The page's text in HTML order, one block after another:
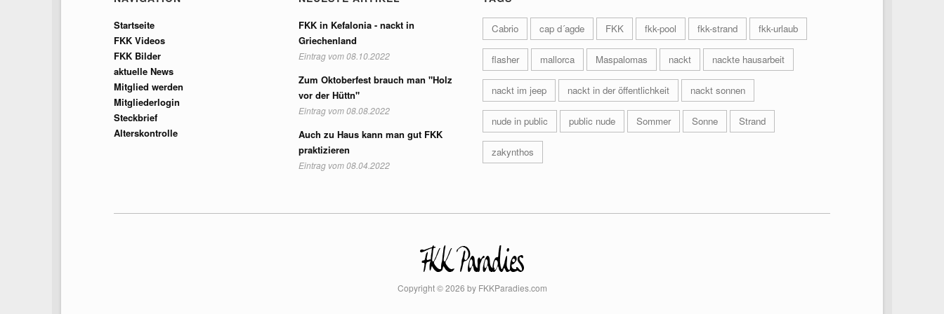
Startseite
FKK Videos
FKK Bilder
aktuelle News
Mitglied werden
Mitgliederlogin
Steckbrief
Alterskontrolle
FKK in Kefalonia - nackt in
Griechenland
Eintrag vom 08.10.2022
Zum Oktoberfest brauch man "Holz
vor der Hüttn"
Eintrag vom 08.08.2022
Auch zu Haus kann man gut FKK
praktizieren
Eintrag vom 08.04.2022
Cabrio cap d´agde FKK fkk-pool fkk-strand fkk-urlaub
flasher mallorca Maspalomas nackt nackte hausarbeit
nackt im jeep nackt in der öffentlichkeit nackt sonnen
nude in public public nude Sommer Sonne Strand
zakynthos
Copyright © 2026 by FKKParadies.com